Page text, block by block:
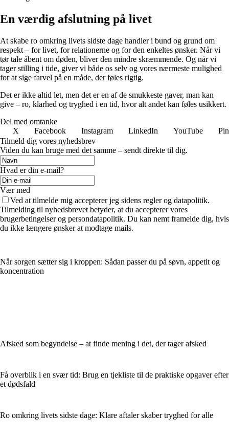
En værdig afslutning på livet
At skabe ro omkring livets sidste dage handler i bund og grund om
respekt – for livet, for relationerne og for den enkeltes ønsker. Når vi
tør tale åbent om døden, bliver den mindre skræmmende. Og når vi
tager stilling i tide, giver vi både os selv og vores nærmeste mulighed
for at sige farvel på en måde, der føles rigtig.
Det er ikke altid let, men det er en af de smukkeste gaver, man kan
give – ro, klarhed og tryghed i en tid, hvor alt andet kan føles usikkert.
Del med omtanke
X
Facebook Instagram LinkedIn YouTube
Tilmeld dig vores nyhedsbrev
Viden du kan bruge med det samme – sendt direkte til dig.
Hvad er din e-mail?
Vær med
Ved at tilmelde mig accepterer jeg sidens regler og datapolitik.
Tilmelding til nyhedsbrevet betyder, at du accepterer vores
brugerbetingelser og persondatapolitik. Du kan nemt framelde dig, hvis
du ikke længere ønsker at modtage mails.
Når sorgen sætter sig i kroppen: Sådan passer du på søvn, appetit og
koncentration
Afsked som begyndelse – at finde mening i det, der tager afsked
Få overblik i en svær tid: Brug en tjekliste til de praktiske opgaver efter
et dødsfald
Ro omkring livets sidste dage: Klare aftaler skaber tryghed for alle